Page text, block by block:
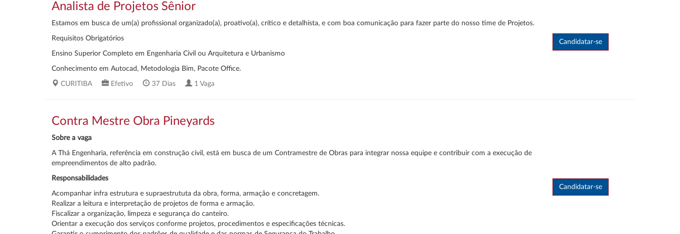
Analista de Projetos Sênior
Estamos em busca de um(a) profissional organizado(a), proativo(a), crítico e detalhista, e com boa comunicação para fazer parte do nosso time de Projetos.
Requisitos Obrigatórios
Ensino Superior Completo em Engenharia Civil ou Arquitetura e Urbanismo
Conhecimento em Autocad, Metodologia Bim, Pacote Office.
CURITIBA Efetivo 37 Dias 1 Vaga
Contra Mestre Obra Pineyards
Sobre a vaga
A Thá Engenharia, referência em construção civil, está em busca de um Contramestre de Obras para integrar nossa equipe e contribuir com a execução de
empreendimentos de alto padrão.
Responsabilidades
Acompanhar infra estrutura e supraestrututa da obra, forma, armação e concretagem.
Realizar a leitura e interpretação de projetos de forma e armação.
Fiscalizar a organização, limpeza e segurança do canteiro.
Orientar a execução dos serviços conforme projetos, procedimentos e especificações técnicas.